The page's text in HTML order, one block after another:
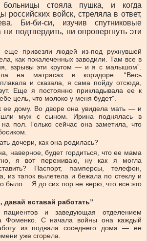
стояла пушка, и когда
российских войск, стреляла в ответ,
Би-би-си, изучив спутниковые
подтвердить, ни опровергнуть эти
привезли людей из-под рухнувшей
как покалеченных заводили. Там все в
взрывы эти кругом — и я с малышом”.
на матрасах в коридоре. “Весь
и сказала, я сама пойду отсюда,
Еще я постоянно прикладывала ее к
цель, что молоко у меня будет”.
ее дому. Во дворе она увидела мать — и
муж с сыном. Ирина поднялась в
на пол. Только сейчас она заметила, что
дочери, как она родилась?
наверное, будет гордиться, что ее мама
я вот переживаю, ну как я могла
Паспорт, памперсы, телефон,
из тапок вылетела и бежала по стеклу и
было… Я до сих пор не верю, что все это
давай вставай работать”
пациентов и заведующая отделением
Фоменко. С начала войны она каждый
из подвала соседнего дома — ее
уже сгорела.